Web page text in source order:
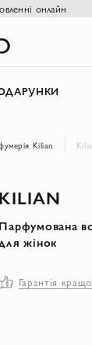
онлайн
Kilian
KILIAN
Парфумована
жінок
Гарантія